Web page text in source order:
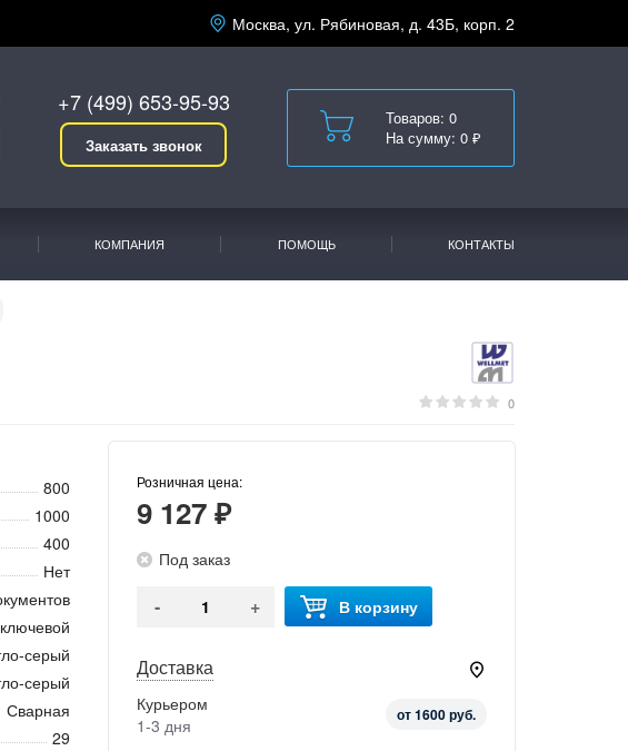
Москва, ул. Рябиновая, д. 43Б, корп. 2
+7 (499) 653-95-93
Заказать звонок
Товаров: 0
На сумму: 0 ₽
КОМПАНИЯ ПОМОЩЬ КОНТАКТЫ
0
800
1000
400
Нет
ключевой
серый
серый
Сварная
29
Розничная цена:
9 127 ₽
Под заказ
- + В корзину
Доставка
Курьером
1-3 дня
от 1600 руб.